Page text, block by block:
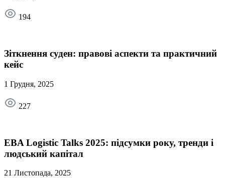
194
Зіткнення суден: правові аспекти та практичний
кейс
1 Грудня, 2025
227
EBA Logistic Talks 2025: підсумки року, тренди і
людський капітал
21 Листопада, 2025